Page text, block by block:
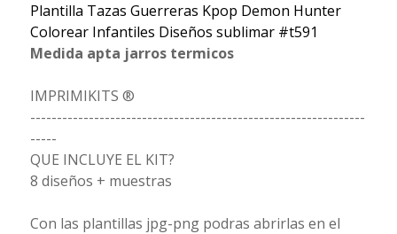
Plantilla Tazas Guerreras Kpop Demon Hunter
Colorear Infantiles Diseños sublimar #t591
Medida apta jarros termicos
IMPRIMIKITS ®
---------------------------------------------------------------
-----
QUE INCLUYE EL KIT?
8 diseños + muestras
Con las plantillas jpg-png podras abrirlas en el